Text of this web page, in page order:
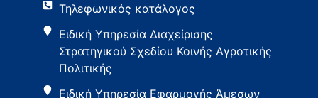
Τηλεφωνικός κατάλογος
Ειδική Υπηρεσία Διαχείρισης
Στρατηγικού Σχεδίου Κοινής Αγροτικής
Πολιτικής
Ειδική Υπηρεσία Εφαρμογής Άμεσων